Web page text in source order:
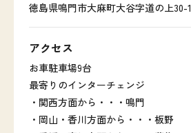
徳島県鳴門市大麻町大谷字道の上30-1
アクセス
お車駐車場9台
最寄りのインターチェンジ
・関西方面から・・・鳴門
・岡山・香川方面から・・・板野